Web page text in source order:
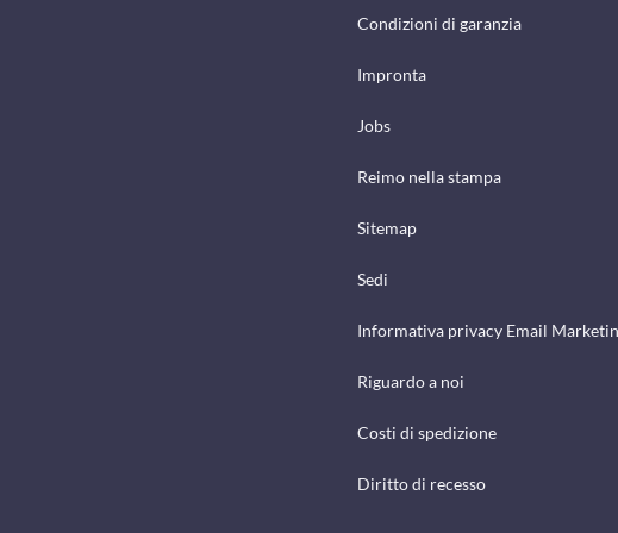
Condizioni di garanzia
Impronta
Jobs
Reimo nella stampa
Sitemap
Sedi
Informativa privacy Email
Riguardo a noi
Costi di spedizione
Diritto di recesso